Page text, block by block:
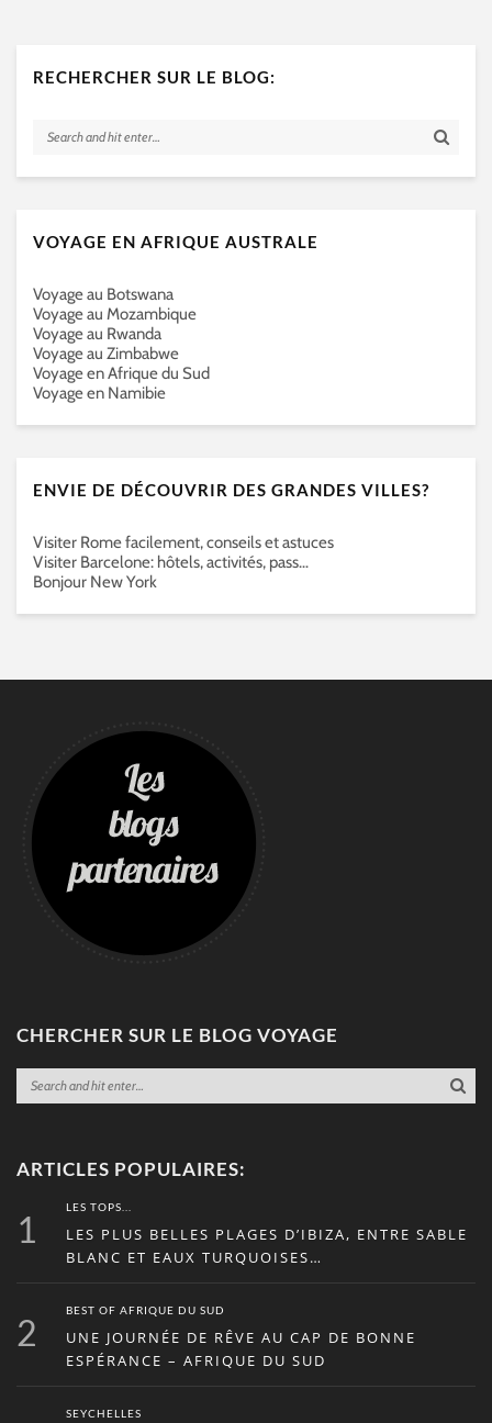
RECHERCHER SUR LE BLOG:
VOYAGE EN AFRIQUE AUSTRALE
Voyage au Botswana
Voyage au Mozambique
Voyage au Rwanda
Voyage au Zimbabwe
Voyage en Afrique du Sud
Voyage en Namibie
ENVIE DE DÉCOUVRIR DES GRANDES VILLES?
Visiter Rome facilement, conseils et astuces
Visiter Barcelone: hôtels, activités, pass…
Bonjour New York
CHERCHER SUR LE BLOG VOYAGE
ARTICLES POPULAIRES:
1
LES TOPS...
LES PLUS BELLES PLAGES D’IBIZA, ENTRE SABLE
BLANC ET EAUX TURQUOISES…
2
BEST OF AFRIQUE DU SUD
UNE JOURNÉE DE RÊVE AU CAP DE BONNE
ESPÉRANCE – AFRIQUE DU SUD
SEYCHELLES